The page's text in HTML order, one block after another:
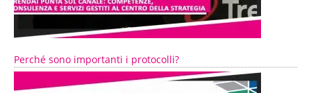
Perché sono importanti i protocolli?